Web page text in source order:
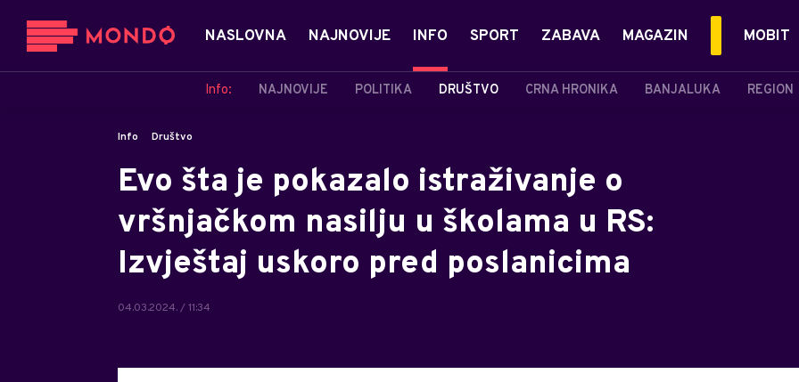
NASLOVNA NAJNOVIJE INFO
Info: NAJNOVIJE POLITIKA DRUŠTVO CRNA HRONIKA BANJALUKA REGION
SPORT ZABAVA MAGAZIN MOBIT
Info Društvo
Evo šta je pokazalo istraživanje o
vršnjačkom nasilju u školama u RS:
Izvještaj uskoro pred poslanicima
04.03.2024. / 11:34